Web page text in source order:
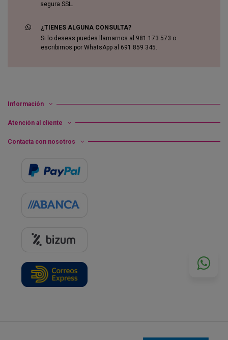
segura SSL.
¿TIENES ALGUNA CONSULTA?
Si lo deseas puedes llamarnos al 981 173 573 o
escribirnos por WhatsApp al 691 859 345.
Información
Atención al cliente
Contacta con nosotros